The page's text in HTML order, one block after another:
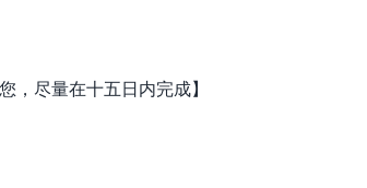
，尽量在十五日内完成】